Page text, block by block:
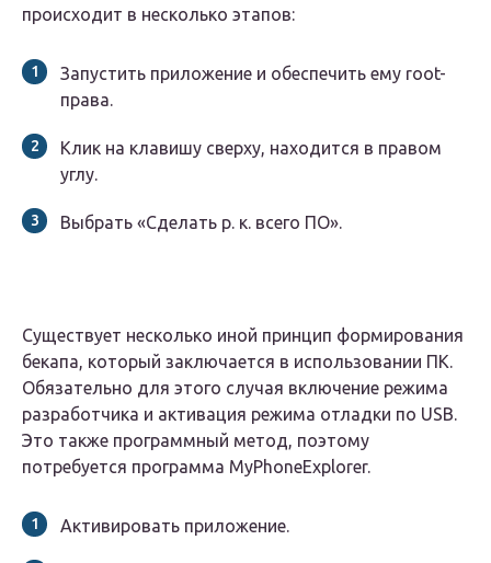
происходит в несколько этапов:
Запустить приложение и обеспечить ему root-
права.
Клик на клавишу сверху, находится в правом
углу.
Выбрать «Сделать р. к. всего ПО».
Существует несколько иной принцип формирования
бекапа, который заключается в использовании ПК.
Обязательно для этого случая включение режима
разработчика и активация режима отладки по USB.
Это также программный метод, поэтому
потребуется программа MyPhoneExplorer.
Активировать приложение.